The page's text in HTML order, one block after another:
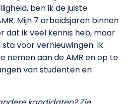
ben ik de juiste
Mijn 7 arbeidsjaren binnen
dat ik veel kennis heb, maar
voor vernieuwingen. Ik
nemen aan de AMR en op te
van studenten en